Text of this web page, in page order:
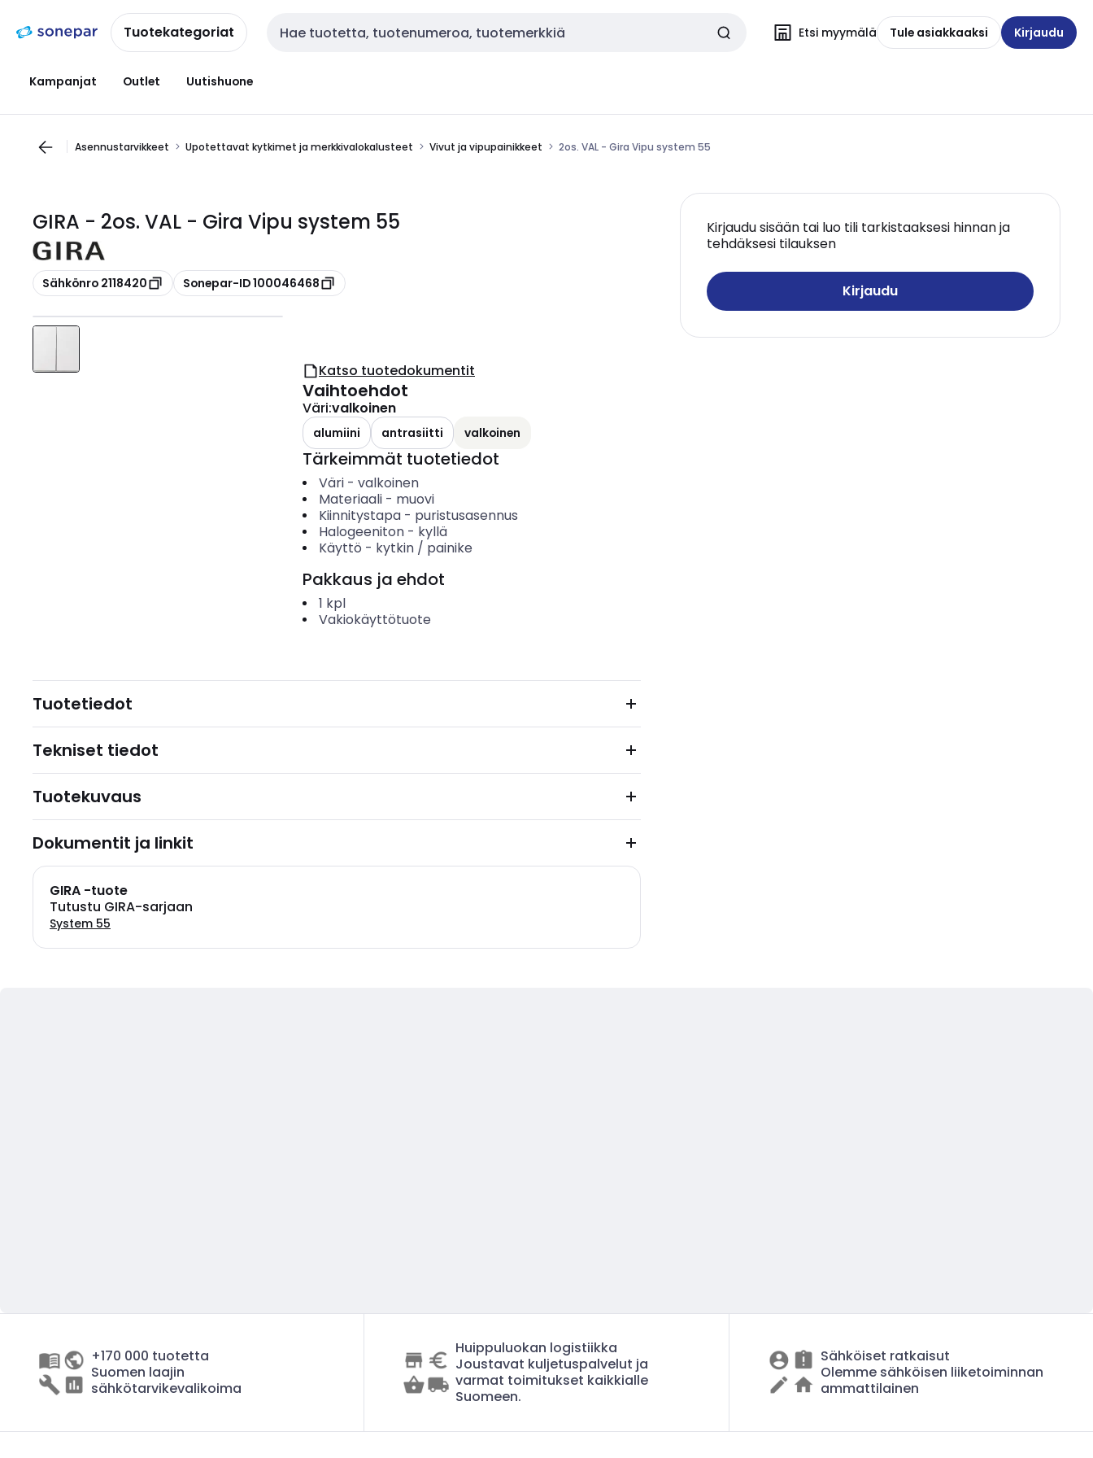
navigointiinsisältöönTuotekategoriat Haku Etsi myymälä Tule asiakkaaksi Kirjaudu
Kampanjat Outlet Uutishuone
Asennustarvikkeet Upotettavat kytkimet ja merkkivalokalusteet Vivut ja vipupainikkeet 2os. VAL - Gira Vipu system 55
GIRA - 2os. VAL - Gira Vipu system 55
Kopioi
Sähkönro 2118420 Kopioi
Sonepar-ID 100046468
Kirjaudu sisään tai luo tili tarkistaaksesi hinnan ja
tehdäksesi tilauksen
Kirjaudu
Katso tuotedokumentit
Vaihtoehdot
Väri:valkoinen
alumiini antrasiitti valkoinen
Tärkeimmät tuotetiedot
Väri- valkoinen
Materiaali- muovi
Kiinnitystapa- puristusasennus
Halogeeniton- kyllä
Käyttö - kytkin / painike
Pakkaus ja ehdot
1 kpl
Vakiokäyttötuote
Tuotetiedot
Tekniset tiedot
Tuotekuvaus
Dokumentit ja linkit
GIRA -tuote
Tutustu GIRA-sarjaan
System 55
+170 000 tuotetta
Suomen laajin
sähkötarvikevalikoima
Huippuluokan logistiikka
Joustavat kuljetuspalvelut ja
varmat toimitukset kaikkialle
Suomeen.
Sähköiset ratkaisut
Olemme sähköisen liiketoiminnan
ammattilainen